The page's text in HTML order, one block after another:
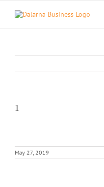
Skip
content
1
May 27, 2019